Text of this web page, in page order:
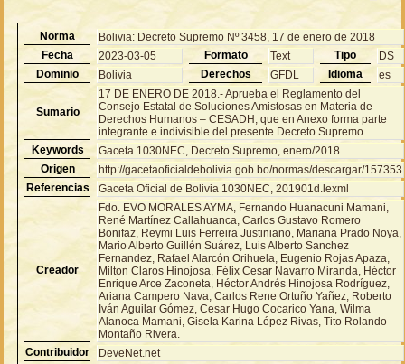
Norma
Bolivia: Decreto Supremo Nº 3458, 17 de enero de 2018
Fecha
2023-03-05 Formato Text Tipo
DS
Dominio
Bolivia Derechos GFDL Idioma es
Sumario
17 DE ENERO DE 2018.- Aprueba el Reglamento del
Consejo Estatal de Soluciones Amistosas en Materia de
Derechos Humanos – CESADH, que en Anexo forma parte
integrante e indivisible del presente Decreto Supremo.
Keywords
Gaceta 1030NEC, Decreto Supremo, enero/2018
Origen
http://gacetaoficialdebolivia.gob.bo/normas/descargar/157353
Referencias
Gaceta Oficial de Bolivia 1030NEC, 201901d.lexml
Creador
Fdo. EVO MORALES AYMA, Fernando Huanacuni Mamani,
René Martínez Callahuanca, Carlos Gustavo Romero
Bonifaz, Reymi Luis Ferreira Justiniano, Mariana Prado Noya,
Mario Alberto Guillén Suárez, Luis Alberto Sanchez
Fernandez, Rafael Alarcón Orihuela, Eugenio Rojas Apaza,
Milton Claros Hinojosa, Félix Cesar Navarro Miranda, Héctor
Enrique Arce Zaconeta, Héctor Andrés Hinojosa Rodríguez,
Ariana Campero Nava, Carlos Rene Ortuño Yañez, Roberto
Iván Aguilar Gómez, Cesar Hugo Cocarico Yana, Wilma
Alanoca Mamani, Gisela Karina López Rivas, Tito Rolando
Montaño Rivera.
Contribuidor
DeveNet.net